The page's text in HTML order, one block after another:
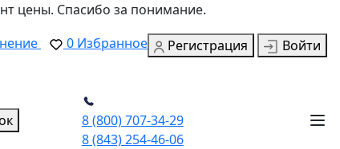
цены. Спасибо за понимание.
0 Избранное Регистрация Войти
8 (800) 707-34-29
8 (843) 254-46-06